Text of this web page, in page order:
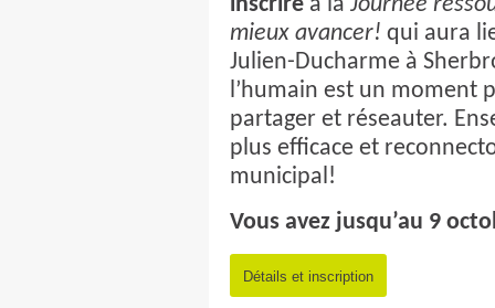
mieux avancer! qui aura
Julien-Ducharme à
l’humain est un moment
partager et réseauter.
plus efficace et
municipal!
Vous avez jusqu’au 9
Détails et inscription